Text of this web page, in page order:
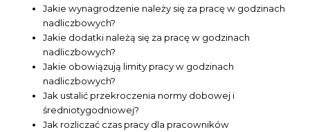
Jakie wynagrodzenie należy się za pracę w godzinach
nadliczbowych?
Jakie dodatki należą się za pracę w godzinach
nadliczbowych?
Jakie obowiązują limity pracy w godzinach
nadliczbowych?
Jak ustalić przekroczenia normy dobowej i
średniotygodniowej?
Jak rozliczać czas pracy dla pracowników